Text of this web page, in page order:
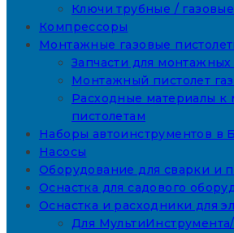
Ключи трубные / газовые
Компрессоры
Монтажные газовые
Запчасти для монтажных
Монтажный пистолет
Расходные материалы
пистолетам
Наборы автоинструментов в
Насосы
Оборудование для сварки и
Оснастка для садового
Оснастка и расходники для
Для